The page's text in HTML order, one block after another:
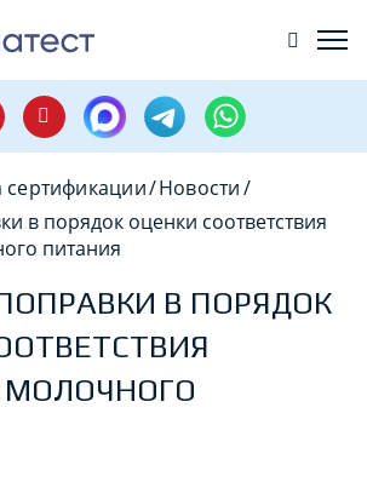
/Новости/
в порядок оценки соответствия
питания
В ПОРЯДОК
МОЛОЧНОГО